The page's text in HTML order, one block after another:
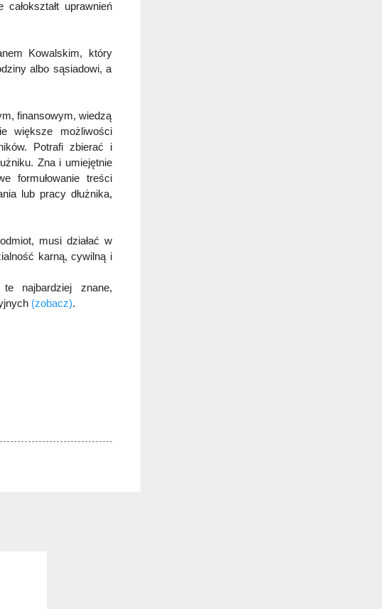
uprawnień
Kowalskim, który
albo sąsiadowi, a
finansowym, wiedzą
większe możliwości
Potrafi zbierać i
Zna i umiejętnie
formułowanie treści
lub pracy dłużnika,
musi działać w
karną, cywilną i
najbardziej znane,
(zobacz).